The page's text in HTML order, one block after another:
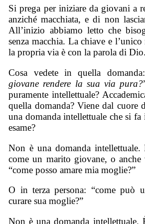
Si prega per iniziare da giovani a
anziché macchiata, e di non
All’inizio abbiamo letto che
senza macchia. La chiave e
la propria via è con la parola di Dio.
Cosa vedete in quella
giovane rendere la sua via pura?
puramente intellettuale?
quella domanda? Viene dal cuore
una domanda intellettuale che si
esame?
Non è una domanda
come un marito giovane, o anche
“come posso amare mia moglie?”
O in terza persona: “come può
curare sua moglie?”
Non è una domanda intellettuale.